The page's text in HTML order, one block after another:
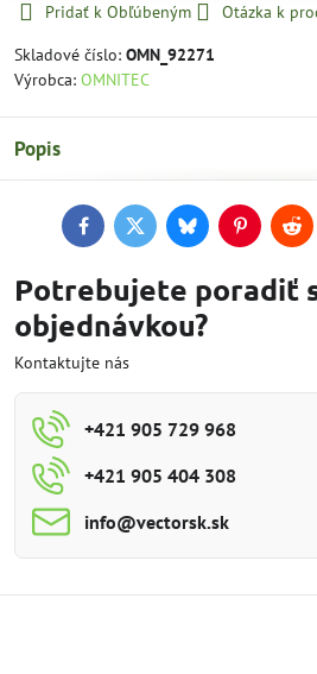
Pridať k Obľúbeným Otázka k
Skladové číslo: OMN_92271
Výrobca: OMNITEC
Popis
FacebookTwitterBlueskyPinterest
Potrebujete poradiť
objednávkou?
Kontaktujte nás
+421 905 729 968
+421 905 404 308
info​@vectorsk​.sk